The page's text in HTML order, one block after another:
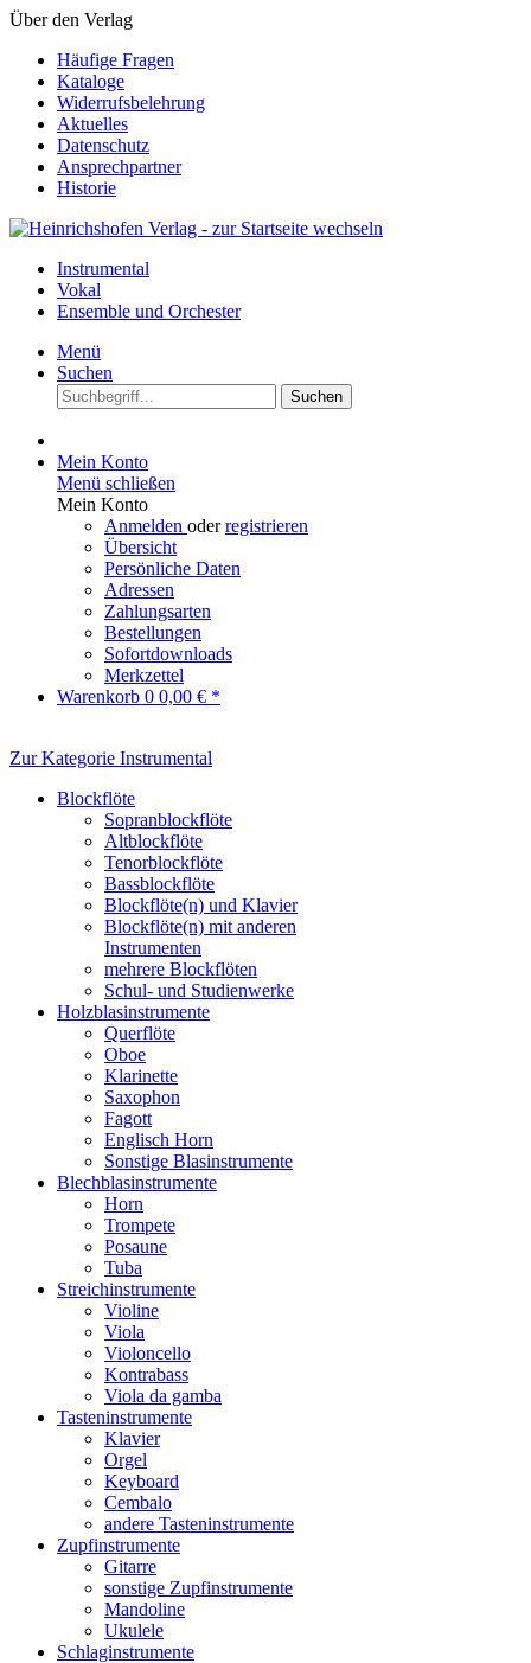
Über den Verlag
Häufige Fragen
Kataloge
Widerrufsbelehrung
Aktuelles
Datenschutz
Ansprechpartner
Historie
Instrumental
Vokal
Ensemble und Orchester
Menü
Suchen
Suchen
Mein Konto
Menü schließen
Mein Konto
Anmelden oderregistrieren
Übersicht
Persönliche Daten
Adressen
Zahlungsarten
Bestellungen
Sofortdownloads
Merkzettel
Warenkorb 0 0,00 € *
Zur Kategorie Instrumental
Blockflöte
Sopranblockflöte
Altblockflöte
Tenorblockflöte
Bassblockflöte
Blockflöte(n) und Klavier
Blockflöte(n) mit anderen
Instrumenten
mehrere Blockflöten
Schul- und Studienwerke
Holzblasinstrumente
Querflöte
Oboe
Klarinette
Saxophon
Fagott
Englisch Horn
Sonstige Blasinstrumente
Blechblasinstrumente
Horn
Trompete
Posaune
Tuba
Streichinstrumente
Violine
Viola
Violoncello
Kontrabass
Viola da gamba
Tasteninstrumente
Klavier
Orgel
Keyboard
Cembalo
andere Tasteninstrumente
Zupfinstrumente
Gitarre
sonstige Zupfinstrumente
Mandoline
Ukulele
Schlaginstrumente